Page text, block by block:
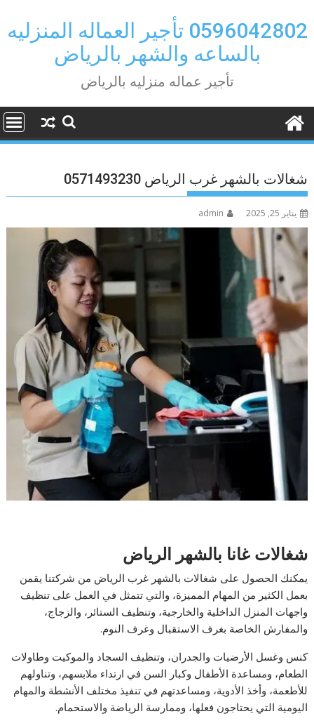
to
content
0596042802 تأجير العماله المنزليه
بالساعه والشهر بالرياض
تأجير عماله منزليه بالرياض
شغالات بالشهر غرب الرياض 0571493230
يناير 25, 2025 admin
شغالات غانا بالشهر الرياض
يمكنك الحصول على شغالات بالشهر غرب الرياض من شركتنا يقمن
بعمل الكثير من المهام المميزة، والتي تتمثل في العمل على تنظيف
واجهات المنزل الداخلية والخارجية، وتنظيف الستائر، والزجاج،
والمفارش الخاصة بغرف الاستقبال وغرف النوم.
كنس وغسل الأرضيات والجدران، وتنظيف السجاد والموكيت وطاولات
الطعام، ومساعدة الأطفال وكبار السن في ارتداء ملابسهم، وتناولهم
للأطعمة، وأخذ الأدوية، ومساعدتهم في تنفيذ مختلف الأنشطة والمهام
اليومية التي يحتاجون فعلها، وممارسة الرياضة والاستحمام.